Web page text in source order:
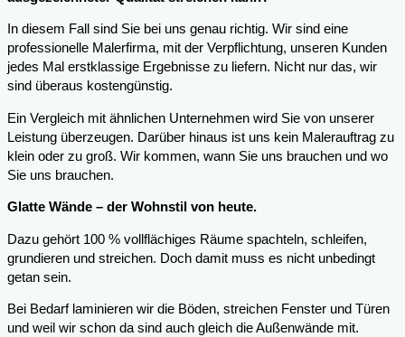
In diesem Fall sind Sie bei uns genau richtig. Wir sind eine
professionelle Malerfirma, mit der Verpflichtung, unseren Kunden
jedes Mal erstklassige Ergebnisse zu liefern. Nicht nur das, wir
sind überaus kostengünstig.
Ein Vergleich mit ähnlichen Unternehmen wird Sie von unserer
Leistung überzeugen. Darüber hinaus ist uns kein Malerauftrag zu
klein oder zu groß. Wir kommen, wann Sie uns brauchen und wo
Sie uns brauchen.
Glatte Wände – der Wohnstil von heute.
Dazu gehört 100 % vollflächiges Räume spachteln, schleifen,
grundieren und streichen. Doch damit muss es nicht unbedingt
getan sein.
Bei Bedarf laminieren wir die Böden, streichen Fenster und Türen
und weil wir schon da sind auch gleich die Außenwände mit.